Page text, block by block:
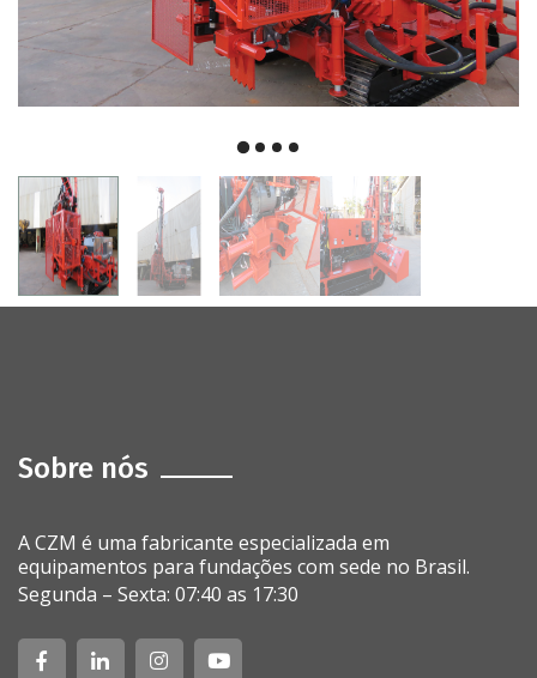
Sobre nós
A CZM é uma fabricante especializada em
equipamentos para fundações com sede no Brasil.
Segunda – Sexta: 07:40 as 17:30